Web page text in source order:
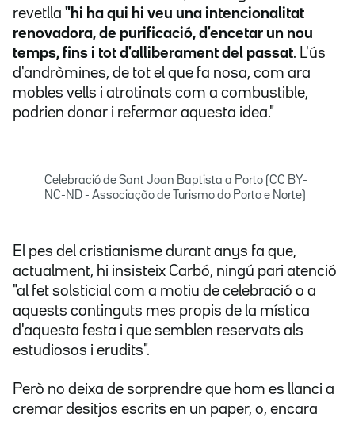
revetlla "hi ha qui hi veu una intencionalitat
renovadora, de purificació, d'encetar un nou
temps, fins i tot d'alliberament del passat. L'ús
d'andròmines, de tot el que fa nosa, com ara
mobles vells i atrotinats com a combustible,
podrien donar i refermar aquesta idea."
Celebració de Sant Joan Baptista a Porto (CC BY-
NC-ND - Associação de Turismo do Porto e Norte)
El pes del cristianisme durant anys fa que,
actualment, hi insisteix Carbó, ningú pari atenció
"al fet solsticial com a motiu de celebració o a
aquests continguts mes propis de la mística
d'aquesta festa i que semblen reservats als
estudiosos i erudits".
Però no deixa de sorprendre que hom es llanci a
cremar desitjos escrits en un paper, o, encara